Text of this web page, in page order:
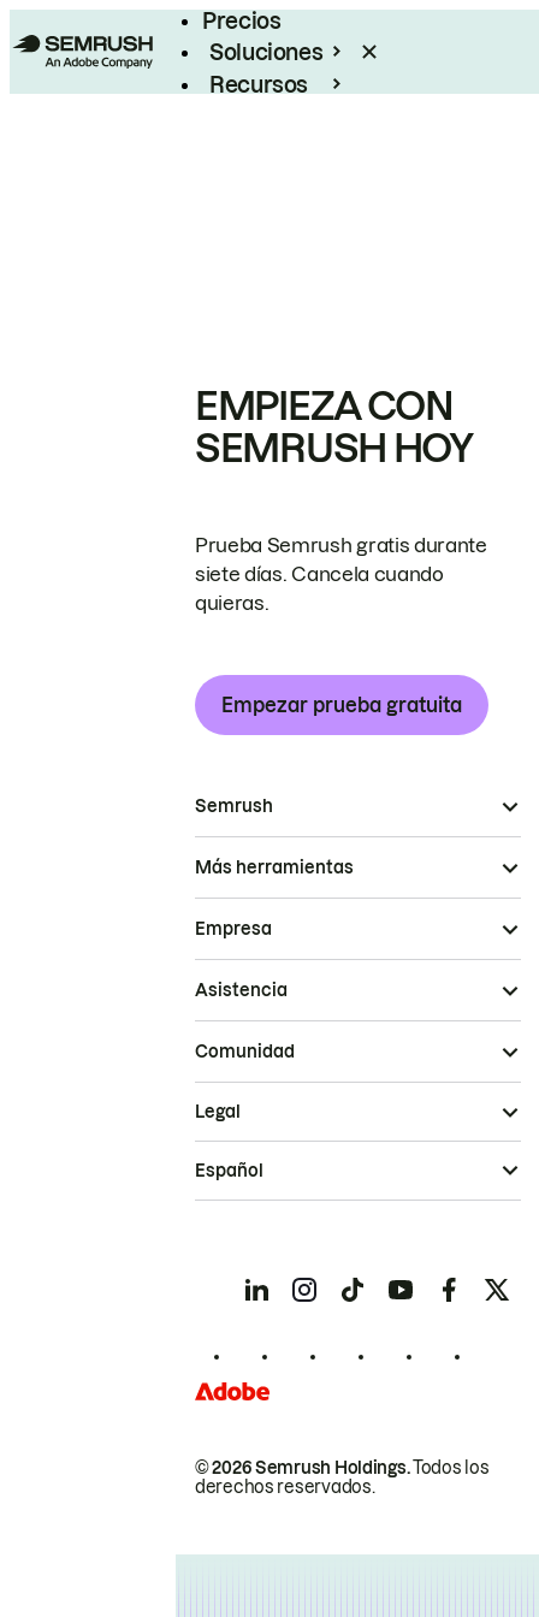
Precios
Soluciones
Recursos
EMPIEZA CON
SEMRUSH HOY
Prueba Semrush gratis durante
siete días. Cancela cuando
quieras.
Empezar prueba gratuita
Semrush
Más herramientas
Empresa
Asistencia
Comunidad
© 2026 Semrush Holdings.Todos los
derechos reservados.
Legal
Español